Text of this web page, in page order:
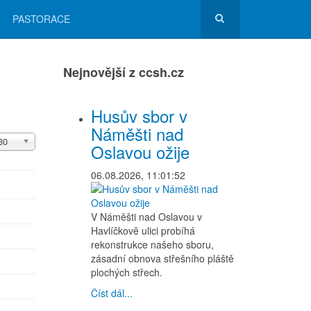
PASTORACE
Nejnovější z ccsh.cz
Husův sbor v
Náměšti nad
Oslavou ožije
06.08.2026, 11:01:52
V Náměšti nad Oslavou v
Havlíčkově ulici probíhá
rekonstrukce našeho sboru,
zásadní obnova střešního pláště
plochých střech.
Číst dál...